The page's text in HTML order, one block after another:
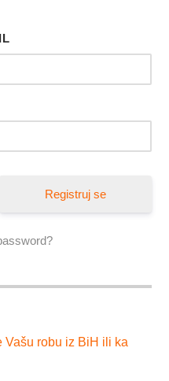
Registruj se
Vašu robu iz BiH ili ka